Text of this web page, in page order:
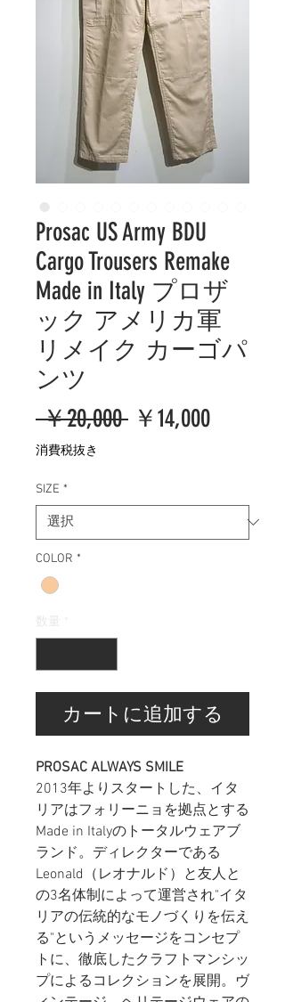
Prosac US Army BDU
Cargo Trousers Remake
Made in Italy プロザ
ック アメリカ軍
リメイク カーゴパ
ンツ
￥20,000 通￥14,000セ
消費税抜き
SIZE *
COLOR *
カートに追加する
PROSAC ALWAYS SMILE
2013年よりスタートした、イタ
リアはフォリーニョを拠点とする
Made in Italyのトータルウェアブ
ランド。ディレクターである
Leonald（レオナルド）と友人と
の3名体制によって運営され"イタ
リアの伝統的なモノづくりを伝え
る"というメッセージをコンセプ
トに、徹底したクラフトマンシッ
プによるコレクションを展開。 ヴ